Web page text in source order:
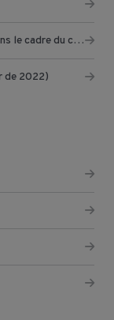
Allocaton de chomage complementaire dans le cadre du chomage temporaire
de 2022)